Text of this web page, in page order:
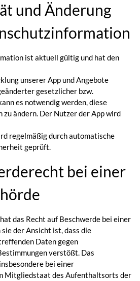
und Änderung
ist aktuell gültig und hat den
unserer App und Angebote
gesetzlicher bzw.
es notwendig werden, diese
ändern. Der Nutzer der App wird
regelmäßig durch automatische
geprüft.
bei einer
das Recht auf Beschwerde bei einer
der Ansicht ist, dass die
Daten gegen
verstößt. Das
bei einer
Mitgliedstaat des Aufenthaltsorts der